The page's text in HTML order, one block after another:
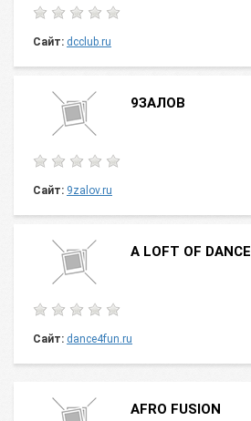
Сайт: dcclub.ru
9ЗАЛОВ
Сайт: 9zalov.ru
A LOFT OF DANCE
Сайт: dance4fun.ru
AFRO FUSION